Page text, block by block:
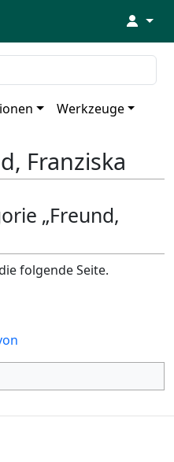
↓
Werkzeuge
Franziska
„Freund,
folgende Seite.